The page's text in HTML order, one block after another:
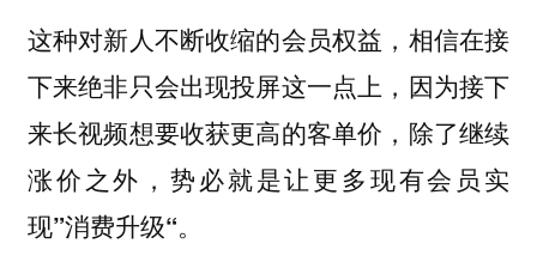
这种对新人不断收缩的会员权益，相信在接
下来绝非只会出现投屏这一点上， 因为接下
来长视频想要收获更高的客单价，除了继续
涨价之外，势必就是让更多现有会员实
现”消费升级“。